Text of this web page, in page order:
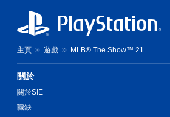
主頁 遊戲 MLB® The Show™ 21
關於
關於SIE
職缺